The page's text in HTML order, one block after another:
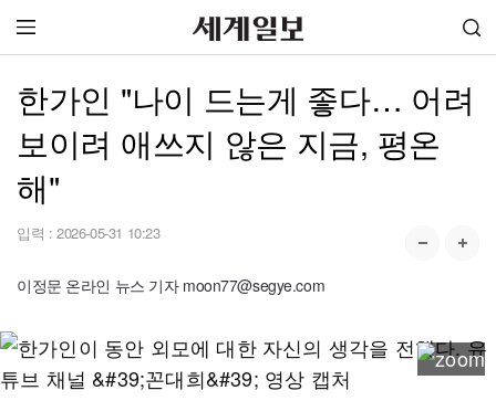
한가인 "나이 드는게 좋다… 어려
보이려 애쓰지 않은 지금, 평온
해"
입력 : 2026-05-31 10:23
이정문 온라인 뉴스 기자 moon77@segye.com